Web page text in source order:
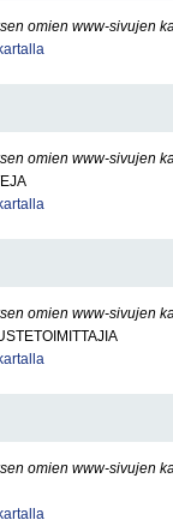
omien www-sivujen
omien www-sivujen
omien www-sivujen
omien www-sivujen